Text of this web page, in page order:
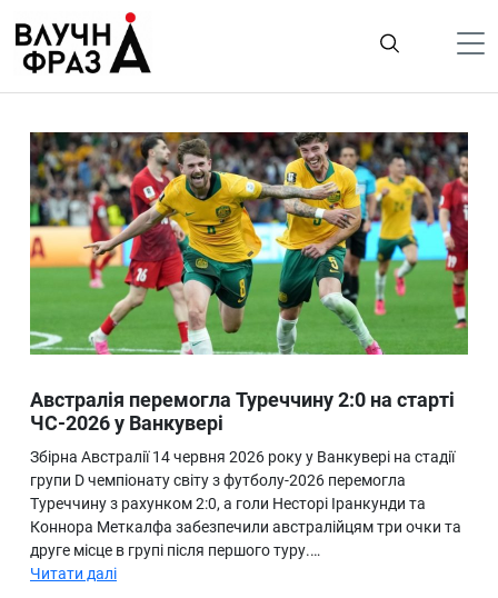
содержимому
Гроші
Життя
Лайфстайл
ТехноНаука
Людина
Ukraine
Про нас
Австралія перемогла Туреччину 2:0 на старті
ЧС-2026 у Ванкувері
Збірна Австралії 14 червня 2026 року у Ванкувері на стадії
групи D чемпіонату світу з футболу-2026 перемогла
Туреччину з рахунком 2:0, а голи Несторі Іранкунди та
Коннора Меткалфа забезпечили австралійцям три очки та
друге місце в групі після першого туру.…
Читати далі